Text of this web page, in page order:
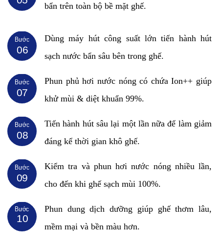
bẩn trên toàn bộ bề mặt ghế.
06
Bước
Dùng máy hút công suất lớn tiến hành hút
sạch nước bẩn sâu bên trong ghế.
07
Bước
Phun phủ hơi nước nóng có chứa Ion++ giúp
khử mùi & diệt khuẩn 99%.
08
Bước
Tiến hành hút sâu lại một lần nữa để làm giảm
đáng kể thời gian khô ghế.
09
Bước
Kiểm tra và phun hơi nước nóng nhiều lần,
cho đến khi ghế sạch mùi 100%.
10
Bước
Phun dung dịch dưỡng giúp ghế thơm lâu,
mềm mại và bền màu hơn.